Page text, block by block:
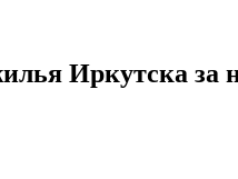
Иркутска за